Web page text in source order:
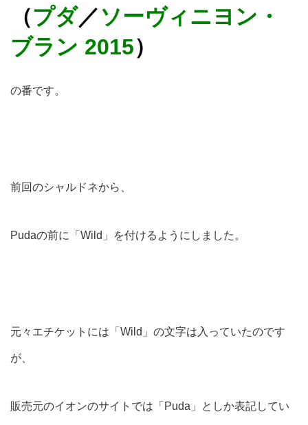
（プダ／ソーヴィニヨン・
ブラン 2015）
の番です。
前回のシャルドネから、
Pudaの前に「Wild」を付けるようにしました。
元々エチケットには「Wild」の文字は入っていたのです
が、
販売元のイオンのサイトでは「Puda」としか表記してい